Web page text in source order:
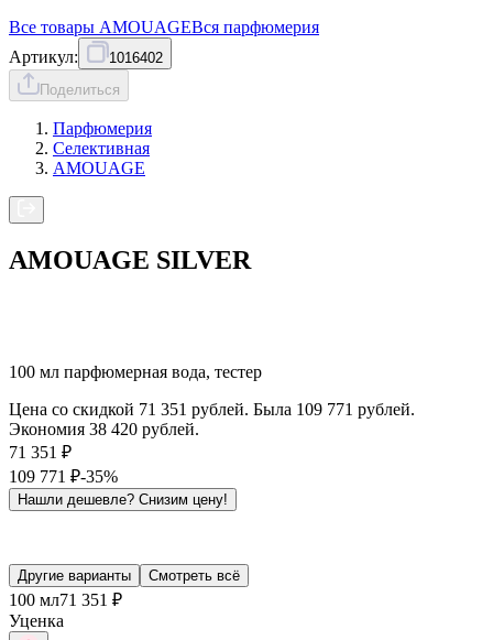
Все товары AMOUAGEВся парфюмерия
Артикул:
1016402
Поделиться
Парфюмерия
Селективная
AMOUAGE
AMOUAGE SILVER
100 мл парфюмерная вода, тестер
Цена со скидкой 71 351 рублей. Была 109 771 рублей.
Экономия 38 420 рублей.
71 351 ₽
109 771 ₽-35%
Нашли дешевле? Снизим цену!
Другие варианты Смотреть всё
100 мл71 351 ₽
Уценка